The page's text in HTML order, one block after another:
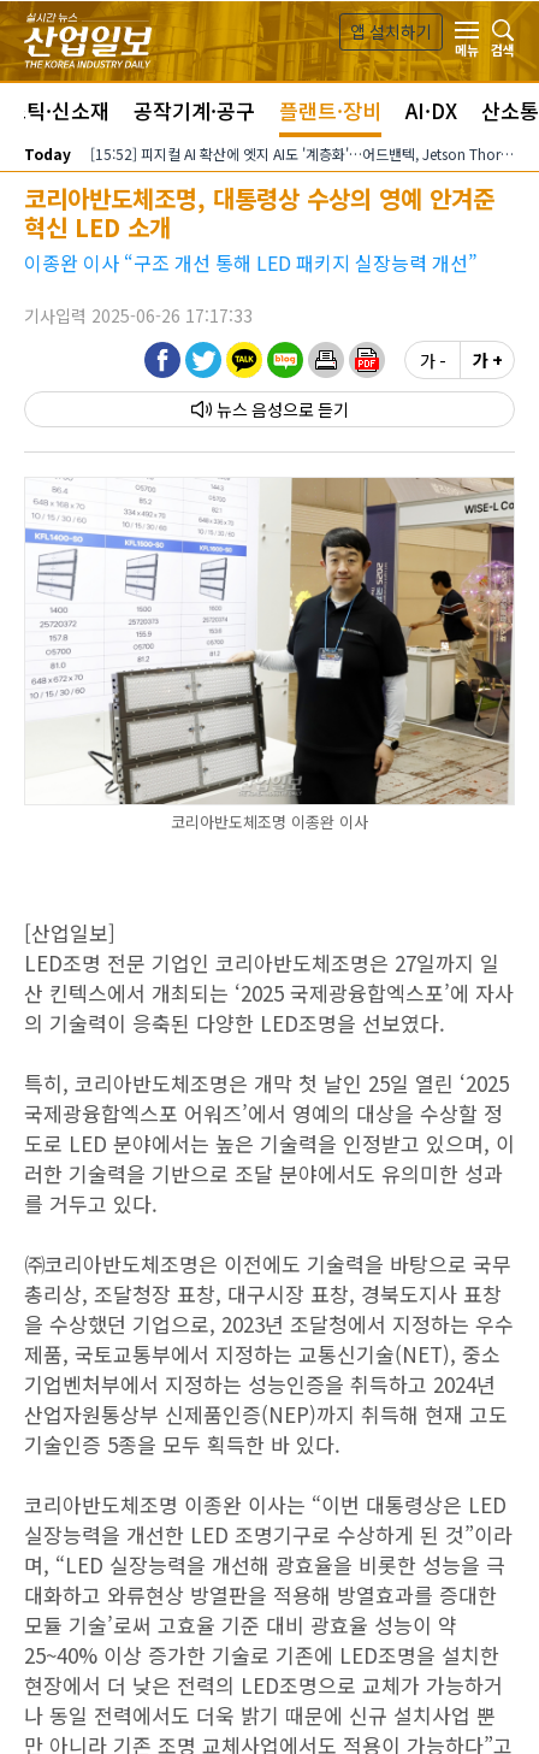
본문 바로가기
앱 설치하기
메뉴
검색
틱·신소재 공작기계·공구 플랜트·장비 AI·DX 산소통
Today [15:52] 피지컬 AI 확산에 엣지 AI도 '계층화'…어드밴텍, Jetson Thor 기반 플랫폼 확대
코리아반도체조명, 대통령상 수상의 영예 안겨준
혁신 LED 소개
이종완 이사 “구조 개선 통해 LED 패키지 실장능력 개선”
기사입력 2025-06-26 17:17:33
뉴스 음성
가 - 가 +
코리아반도체조명 이종완 이사
[산업일보]
LED조명 전문 기업인 코리아반도체조명은 27일까지 일
산 킨텍스에서 개최되는 ‘2025 국제광융합엑스포’에 자사
의 기술력이 응축된 다양한 LED조명을 선보였다.
특히, 코리아반도체조명은 개막 첫 날인 25일 열린 ‘2025
국제광융합엑스포 어워즈’에서 영예의 대상을 수상할 정
도로 LED 분야에서는 높은 기술력을 인정받고 있으며, 이
러한 기술력을 기반으로 조달 분야에서도 유의미한 성과
를 거두고 있다.
㈜코리아반도체조명은 이전에도 기술력을 바탕으로 국무
총리상, 조달청장 표창, 대구시장 표창, 경북도지사 표창
을 수상했던 기업으로, 2023년 조달청에서 지정하는 우수
제품, 국토교통부에서 지정하는 교통신기술(NET), 중소
기업벤처부에서 지정하는 성능인증을 취득하고 2024년
산업자원통상부 신제품인증(NEP)까지 취득해 현재 고도
기술인증 5종을 모두 획득한 바 있다.
코리아반도체조명 이종완 이사는 “이번 대통령상은 LED
실장능력을 개선한 LED 조명기구로 수상하게 된 것”이라
며, “LED 실장능력을 개선해 광효율을 비롯한 성능을 극
대화하고 와류현상 방열판을 적용해 방열효과를 증대한
모듈 기술’로써 고효율 기준 대비 광효율 성능이 약
25~40% 이상 증가한 기술로 기존에 LED조명을 설치한
현장에서 더 낮은 전력의 LED조명으로 교체가 가능하거
나 동일 전력에서도 더욱 밝기 때문에 신규 설치사업 뿐
만 아니라 기존 조명 교체사업에서도 적용이 가능하다”고